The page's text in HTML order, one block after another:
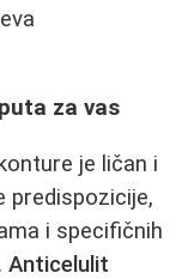
za vas
je ličan i
predispozicije,
i specifičnih
Anticelulit